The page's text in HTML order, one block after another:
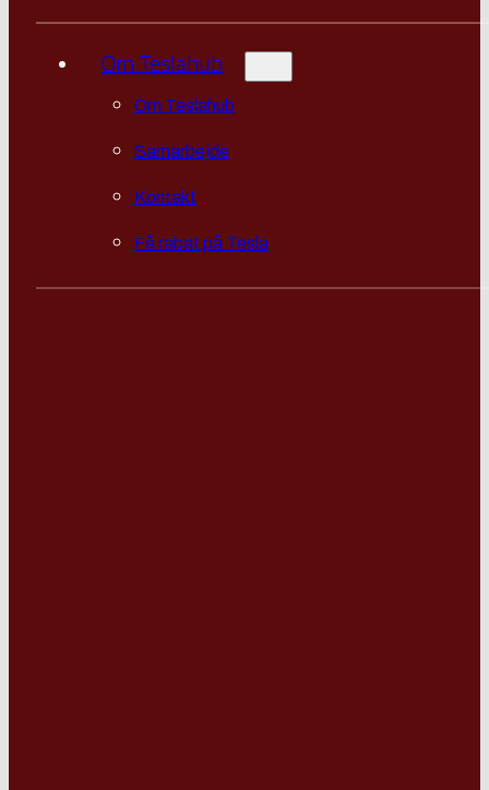
Om Teslahub
Om Teslahub
Samarbejde
Kontakt
Få rabat på Tesla